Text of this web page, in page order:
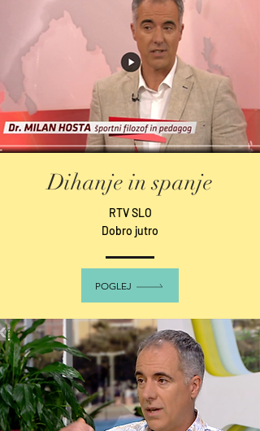
Dihanje in spanje
RTV SLO
Dobro jutro
POGLEJ